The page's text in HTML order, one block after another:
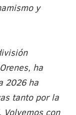
y
ha
2026 ha
tanto por la
con